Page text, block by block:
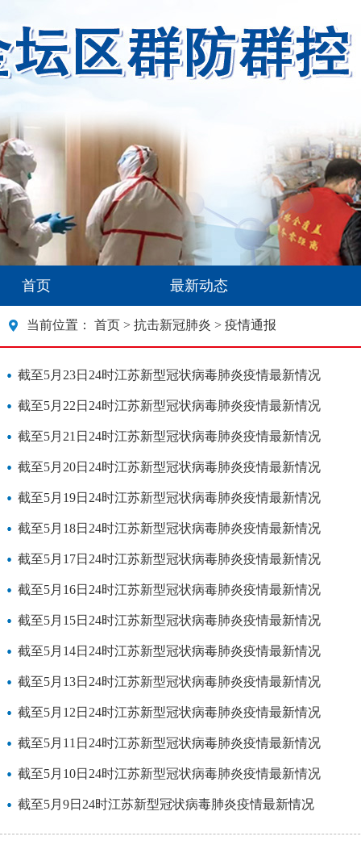
首页 最新动态
当前位置： 首页 > 抗击新冠肺炎 > 疫情通报
截至5月23日24时江苏新型冠状病毒肺炎疫情最新情况
截至5月22日24时江苏新型冠状病毒肺炎疫情最新情况
截至5月21日24时江苏新型冠状病毒肺炎疫情最新情况
截至5月20日24时江苏新型冠状病毒肺炎疫情最新情况
截至5月19日24时江苏新型冠状病毒肺炎疫情最新情况
截至5月18日24时江苏新型冠状病毒肺炎疫情最新情况
截至5月17日24时江苏新型冠状病毒肺炎疫情最新情况
截至5月16日24时江苏新型冠状病毒肺炎疫情最新情况
截至5月15日24时江苏新型冠状病毒肺炎疫情最新情况
截至5月14日24时江苏新型冠状病毒肺炎疫情最新情况
截至5月13日24时江苏新型冠状病毒肺炎疫情最新情况
截至5月12日24时江苏新型冠状病毒肺炎疫情最新情况
截至5月11日24时江苏新型冠状病毒肺炎疫情最新情况
截至5月10日24时江苏新型冠状病毒肺炎疫情最新情况
截至5月9日24时江苏新型冠状病毒肺炎疫情最新情况